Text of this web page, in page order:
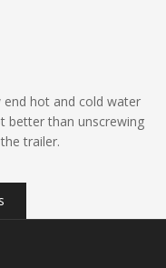
hot and cold water
better than unscrewing
trailer.